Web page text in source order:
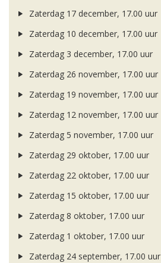
Zaterdag 17 december, 17.00 uur
Zaterdag 10 december, 17.00 uur
Zaterdag 3 december, 17.00 uur
Zaterdag 26 november, 17.00 uur
Zaterdag 19 november, 17.00 uur
Zaterdag 12 november, 17.00 uur
Zaterdag 5 november, 17.00 uur
Zaterdag 29 oktober, 17.00 uur
Zaterdag 22 oktober, 17.00 uur
Zaterdag 15 oktober, 17.00 uur
Zaterdag 8 oktober, 17.00 uur
Zaterdag 1 oktober, 17.00 uur
Zaterdag 24 september, 17.00 uur